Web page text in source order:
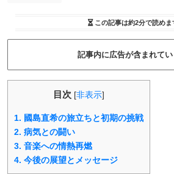
この記事は約2分で読めま
記事内に広告が含まれてい
目次 [非表示]
1. 國島直希の旅立ちと初期の挑戦
2. 病気との闘い
3. 音楽への情熱再燃
4. 今後の展望とメッセージ